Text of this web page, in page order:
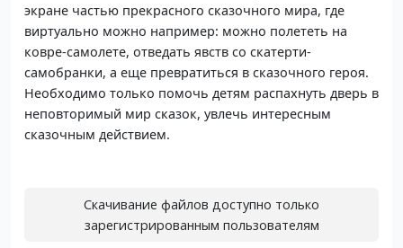
экране частью прекрасного сказочного мира, где
виртуально можно например: можно полететь на
ковре-самолете, отведать явств со скатерти-
самобранки, а еще превратиться в сказочного героя.
Необходимо только помочь детям распахнуть дверь в
неповторимый мир сказок, увлечь интересным
сказочным действием.
Скачивание файлов доступно только
зарегистрированным пользователям